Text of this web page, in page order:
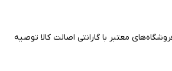
معتبر با گارانتی اصالت کالا توصیه